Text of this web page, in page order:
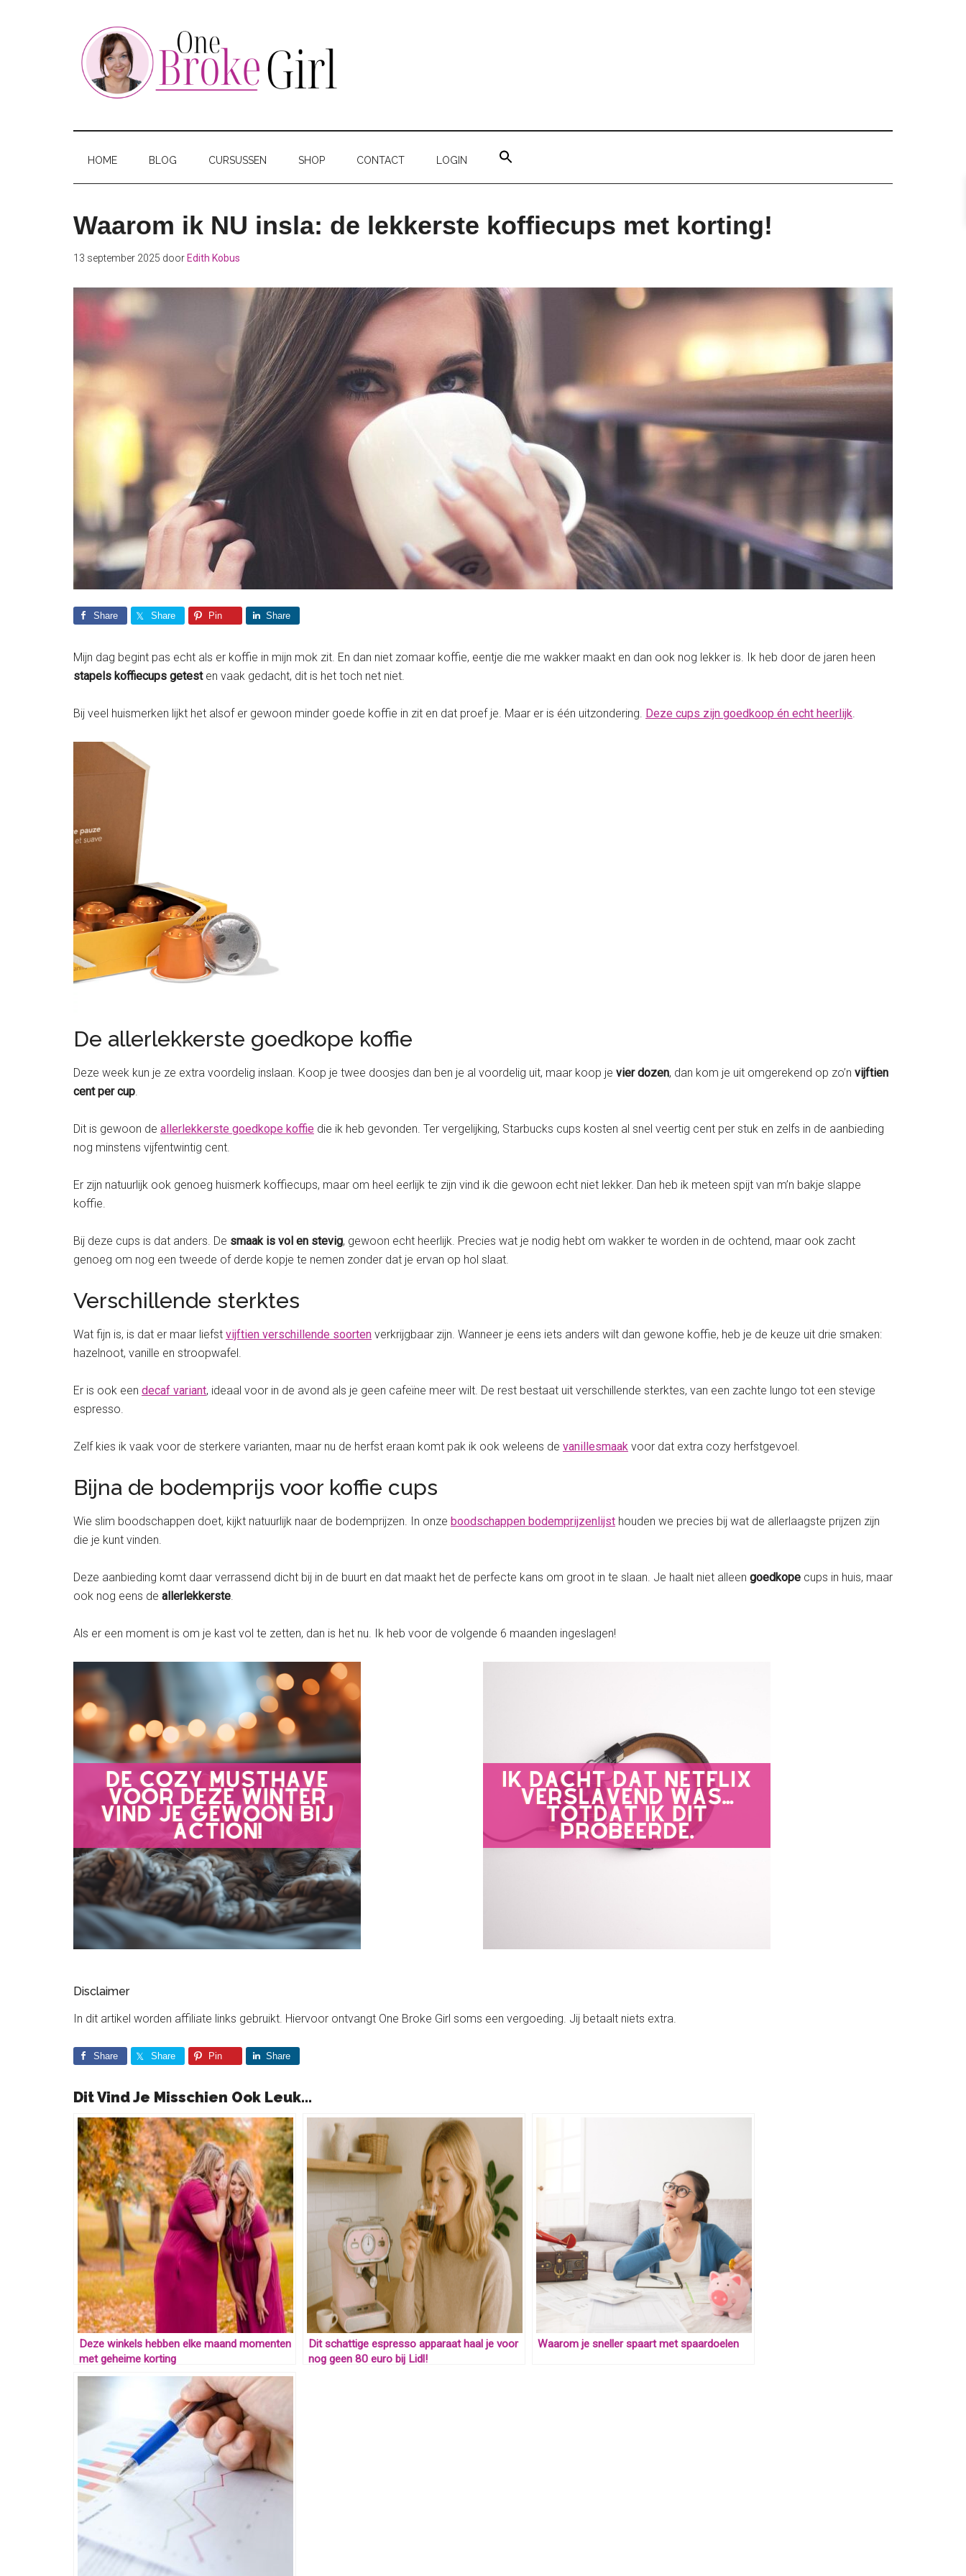
One
Broke
Girl
omHOME BLOG CURSUSSEN SHOP CONTACT LOGIN
Waarom ik NU insla: de lekkerste koffiecups met korting!
13 september 2025 door Edith Kobus
Share Share Pin Share
Mijn dag begint pas echt als er koffie in mijn mok zit. En dan niet zomaar koffie, eentje die me wakker maakt en dan ook nog lekker is. Ik heb door de jaren heen
stapels koffiecups getesten vaak gedacht, dit is het toch net niet.
Bij veel huismerken lijkt het alsof er gewoon minder goede koffie in zit en dat proef je. Maar er is één uitzondering. Deze cups zijn goedkoop én echt heerlijk.
De allerlekkerste goedkope koffie
Deze week kun je ze extra voordelig inslaan. Koop je twee doosjes dan ben je al voordelig uit, maar koop je vier dozen, dan kom je uit omgerekend op zo’n vijftien
cent per cup.
Dit is gewoon de allerlekkerste goedkope koffie die ik heb gevonden. Ter vergelijking, Starbucks cups kosten al snel veertig cent per stuk en zelfs in de aanbieding
nog minstens vijfentwintig cent.
Er zijn natuurlijk ook genoeg huismerk koffiecups, maar om heel eerlijk te zijn vind ik die gewoon echt niet lekker. Dan heb ik meteen spijt van m’n bakje slappe
koffie.
Bij deze cups is dat anders. De smaak is vol en stevig, gewoon echt heerlijk. Precies wat je nodig hebt om wakker te worden in de ochtend, maar ook zacht
genoeg om nog een tweede of derde kopje te nemen zonder dat je ervan op hol slaat.
Verschillende sterktes
Wat fijn is, is dat er maar liefst vijftien verschillende soorten verkrijgbaar zijn. Wanneer je eens iets anders wilt dan gewone koffie, heb je de keuze uit drie smaken:
hazelnoot, vanille en stroopwafel.
Er is ook een decaf variant, ideaal voor in de avond als je geen cafeïne meer wilt. De rest bestaat uit verschillende sterktes, van een zachte lungo tot een stevige
espresso.
Zelf kies ik vaak voor de sterkere varianten, maar nu de herfst eraan komt pak ik ook weleens de vanillesmaak voor dat extra cozy herfstgevoel.
Bijna de bodemprijs voor koffie cups
Wie slim boodschappen doet, kijkt natuurlijk naar de bodemprijzen. In onze boodschappen bodemprijzenlijst houden we precies bij wat de allerlaagste prijzen zijn
die je kunt vinden.
Deze aanbieding komt daar verrassend dicht bij in de buurt en dat maakt het de perfecte kans om groot in te slaan. Je haalt niet alleen goedkope cups in huis, maar
ook nog eens de allerlekkerste.
Als er een moment is om je kast vol te zetten, dan is het nu. Ik heb voor de volgende 6 maanden ingeslagen!
Disclaimer
In dit artikel worden affiliate links gebruikt. Hiervoor ontvangt One Broke Girl soms een vergoeding. Jij betaalt niets extra.
Share Share Pin Share
Dit Vind Je Misschien Ook Leuk...
Deze winkels hebben elke maand momenten
met geheime korting
Dit schattige espresso apparaat haal je voor
nog geen 80 euro bij Lidl!
Waarom je sneller spaart met spaardoelen